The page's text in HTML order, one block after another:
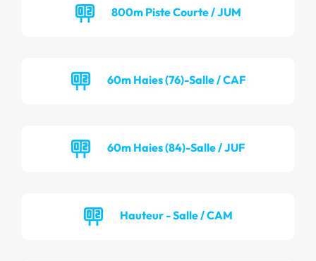
800m Piste Courte / JUM
60m Haies (76)-Salle / CAF
60m Haies (84)-Salle / JUF
Hauteur - Salle / CAM